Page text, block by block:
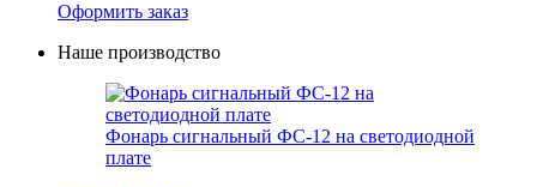
Оформить заказ
Наше производство
Фонарь сигнальный ФС-12 на светодиодной
плате